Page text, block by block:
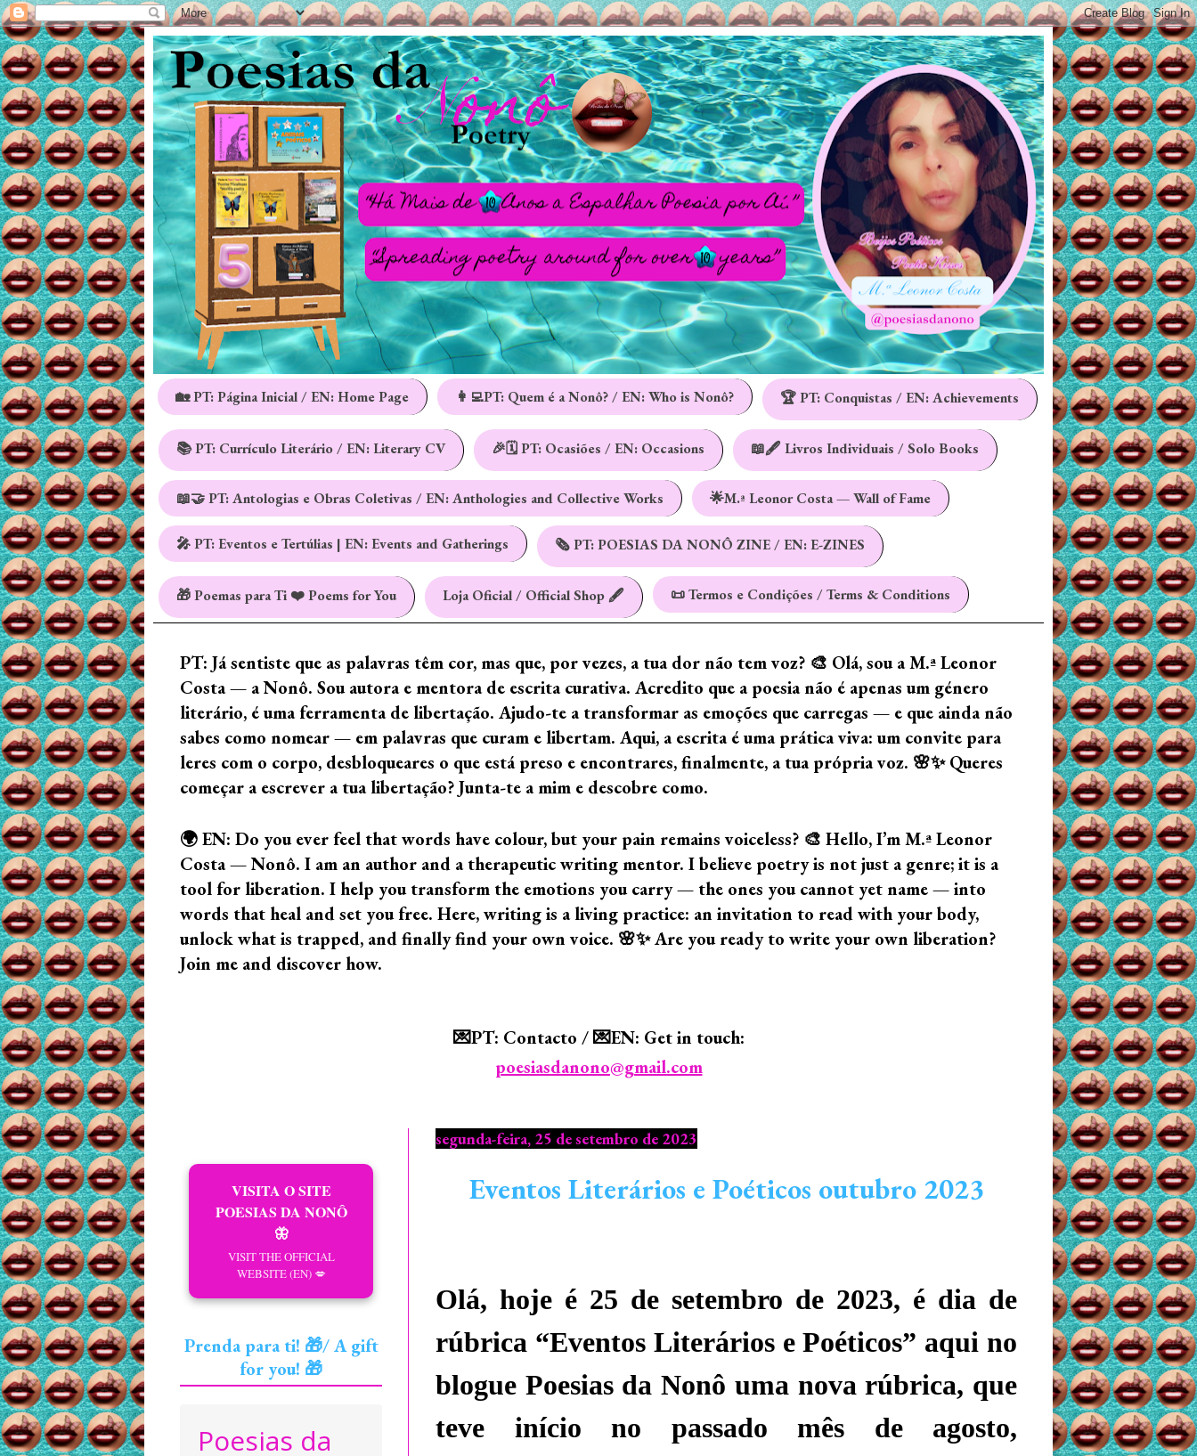
🏡 PT: Página Inicial / EN: Home Page 👩‍💻PT: Quem é a Nonô? / EN: Who is Nonô? 🏆 PT: Conquistas / EN: Achievements
📚 PT: Currículo Literário / EN: Literary CV 🎉🗓️ PT: Ocasiões / EN: Occasions 📖🖋️ Livros Individuais / Solo Books
📖🤝 PT: Antologias e Obras Coletivas / EN: Anthologies and Collective Works 🌟M.ª Leonor Costa — Wall of Fame
🎤 PT: Eventos e Tertúlias | EN: Events and Gatherings 🗞️ PT: POESIAS DA NONÔ ZINE / EN: E-ZINES
🎁 Poemas para Ti ❤️ Poems for You Loja Oficial / Official Shop 🖋️ 📜 Termos e Condições / Terms & Conditions
PT: Já sentiste que as palavras têm cor, mas que, por vezes, a tua dor não tem voz? 🎨 Olá, sou a M.ª Leonor
Costa — a Nonô. Sou autora e mentora de escrita curativa. Acredito que a poesia não é apenas um género
literário, é uma ferramenta de libertação. Ajudo-te a transformar as emoções que carregas — e que ainda não
sabes como nomear — em palavras que curam e libertam. Aqui, a escrita é uma prática viva: um convite para
leres com o corpo, desbloqueares o que está preso e encontrares, finalmente, a tua própria voz. 🌸✨ Queres
começar a escrever a tua libertação? Junta-te a mim e descobre como.
🌍 EN: Do you ever feel that words have colour, but your pain remains voiceless? 🎨 Hello, I’m M.ª Leonor
Costa — Nonô. I am an author and a therapeutic writing mentor. I believe poetry is not just a genre; it is a
tool for liberation. I help you transform the emotions you carry — the ones you cannot yet name — into
words that heal and set you free. Here, writing is a living practice: an invitation to read with your body,
unlock what is trapped, and finally find your own voice. 🌸✨ Are you ready to write your own liberation?
Join me and discover how.
💌PT: Contacto / 💌EN: Get in touch:
poesiasdanono@gmail.com
segunda-feira, 25 de setembro de 2023
Eventos Literários e Poéticos outubro 2023
Olá, hoje é 25 de setembro de 2023, é dia de
rúbrica “Eventos Literários e Poéticos” aqui no
blogue Poesias da Nonô uma nova rúbrica, que
teve início no passado mês de agosto,
VISITA O SITE
POESIAS DA NONÔ
🦋
VISIT THE OFFICIAL
WEBSITE (EN) 💋
Prenda para ti! 🎁/ A gift
for you! 🎁
Poesias da